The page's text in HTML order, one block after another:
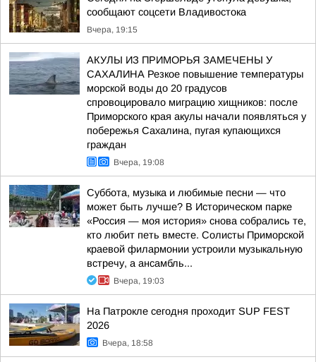
сообщают соцсети Владивостока
Вчера, 19:15
АКУЛЫ ИЗ ПРИМОРЬЯ ЗАМЕЧЕНЫ У
САХАЛИНА Резкое повышение температуры
морской воды до 20 градусов
спровоцировало миграцию хищников: после
Приморского края акулы начали появляться у
побережья Сахалина, пугая купающихся
граждан
Вчера, 19:08
Суббота, музыка и любимые песни — что
может быть лучше? В Историческом парке
«Россия — моя история» снова собрались те,
кто любит петь вместе. Солисты Приморской
краевой филармонии устроили музыкальную
встречу, а ансамбль...
Вчера, 19:03
На Патрокле сегодня проходит SUP FEST
2026
Вчера, 18:58